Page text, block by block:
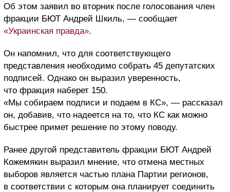
Об этом заявил во вторник после голосования член
фракции БЮТ Андрей Шкиль, — сообщает
«Украинская правда».
Он напомнил, что для соответствующего
представления необходимо собрать 45 депутатских
подписей. Однако он выразил уверенность,
что фракция наберет 150.
«Мы собираем подписи и подаем в КС», — рассказал
он, добавив, что надеется на то, что КС как можно
быстрее примет решение по этому поводу.
Ранее другой представитель фракции БЮТ Андрей
Кожемякин выразил мнение, что отмена местных
выборов является частью плана Партии регионов,
в соответствии с которым она планирует соединить